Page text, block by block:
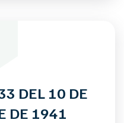
DEL 10 DE
DE 1941